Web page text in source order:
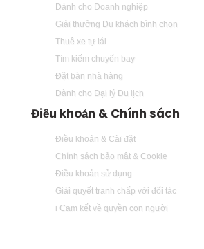
Dành cho Doanh nghiệp
Giải thưởng Du khách bình chọn
Thuê xe tự lái
Tìm kiếm chuyến bay
Đặt bàn nhà hàng
Dành cho Đại lý Du lịch
Điều khoản & Chính sách
Điều khoản & Cài đặt
Chính sách bảo mật & Cookie
Điều khoản sử dụng
Giải quyết tranh chấp với đối tác
i Cam kết về quyền con người